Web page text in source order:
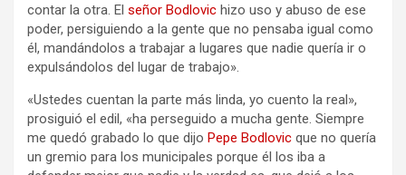
contar la otra. El señor Bodlovic hizo uso y abuso de ese
poder, persiguiendo a la gente que no pensaba igual como
él, mandándolos a trabajar a lugares que nadie quería ir o
expulsándolos del lugar de trabajo».
«Ustedes cuentan la parte más linda, yo cuento la real»,
prosiguió el edil, «ha perseguido a mucha gente. Siempre
me quedó grabado lo que dijo Pepe Bodlovic que no quería
un gremio para los municipales porque él los iba a